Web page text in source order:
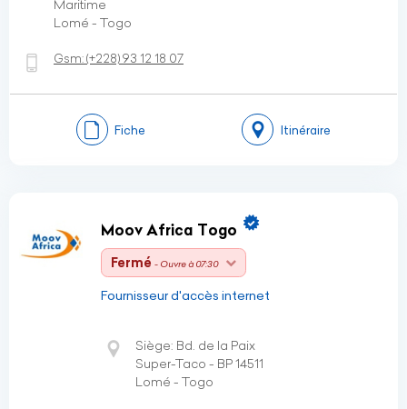
Maritime
Lomé - Togo
Gsm:(+228)93 12 18 07
Fiche Itinéraire
Moov Africa Togo
Fermé - Ouvre à 07:30
Fournisseur d'accès internet
Siège: Bd. de la Paix
Super-Taco - BP 14511
Lomé - Togo